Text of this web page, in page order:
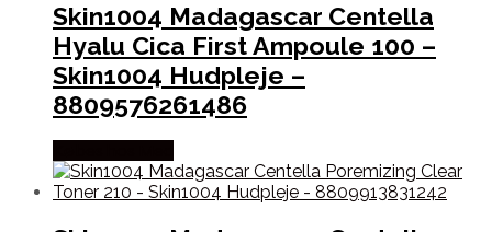
Skin1004 Madagascar Centella
Hyalu Cica First Ampoule 100 –
Skin1004 Hudpleje –
8809576261486